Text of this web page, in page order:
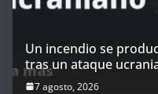
Un incendio se
tras un ataque
7 agosto, 2026